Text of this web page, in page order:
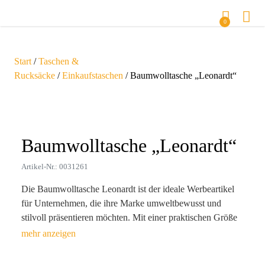
0
Start /Taschen &
Rucksäcke /Einkaufstaschen / Baumwolltasche „Leonardt“
Baumwolltasche „Leonardt“
Artikel-Nr.: 0031261
Die Baumwolltasche Leonardt ist der ideale Werbeartikel
für Unternehmen, die ihre Marke umweltbewusst und
stilvoll präsentieren möchten. Mit einer praktischen Größe
von ca. 42,0 cm x 38,0 cm und robusten, 40 cm langen